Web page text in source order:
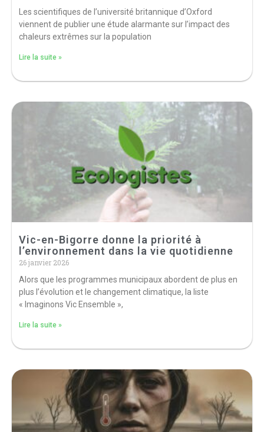
Les scientifiques de l’université britannique d’Oxford
viennent de publier une étude alarmante sur l’impact des
chaleurs extrêmes sur la population
Lire la suite »
Vic-en-Bigorre donne la priorité à
l’environnement dans la vie quotidienne
26 janvier 2026
Alors que les programmes municipaux abordent de plus en
plus l’évolution et le changement climatique, la liste
« Imaginons Vic Ensemble »,
Lire la suite »